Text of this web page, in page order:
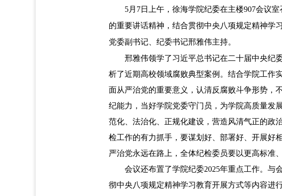
5月 7日上午，徐海学院纪委在主楼907会议室
的重要讲话精神，结合贯彻中央八项规定精神学
党委副书记、纪委书记邢雅伟主持。
邢雅伟领学了习近平总书记在二十届中央纪
析了近期高校领域腐败典型案例。结合学院工作
面从严治党的重要意义，认清反腐败斗争形势，
纪能力，当好学院党委守门员，为学院高质量发
范化、法治化、正规化建设，营造风清气正的政
检工作的有力抓手，要谋划好、部署好、开展好
严治党永远在路上，全体纪检委员要以更高标准
会议还布置了学院纪委2025年重点工作。与
彻中央八项规定精神学习教育开展方式等内容进